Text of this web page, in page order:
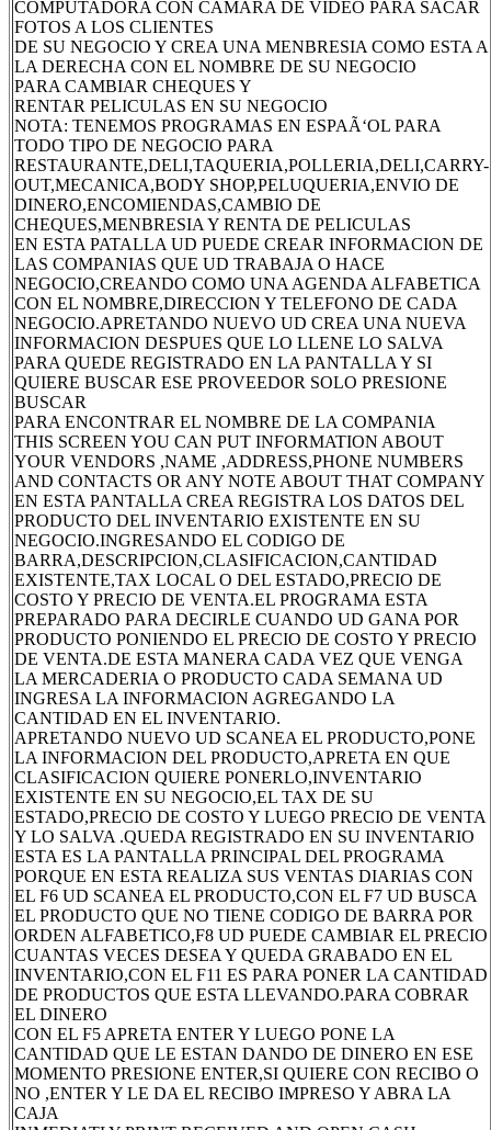
COMPUTADORA CON CAMARA DE VIDEO PARA SACAR
FOTOS A LOS CLIENTES
DE SU NEGOCIO Y CREA UNA MENBRESIA COMO ESTA A
LA DERECHA CON EL NOMBRE DE SU NEGOCIO
PARA CAMBIAR CHEQUES Y
RENTAR PELICULAS EN SU NEGOCIO
NOTA: TENEMOS PROGRAMAS EN ESPAÃ‘OL PARA
TODO TIPO DE NEGOCIO PARA
RESTAURANTE,DELI,TAQUERIA,POLLERIA,DELI,CARRY-
OUT,MECANICA,BODY SHOP,PELUQUERIA,ENVIO DE
DINERO,ENCOMIENDAS,CAMBIO DE
CHEQUES,MENBRESIA Y RENTA DE PELICULAS
EN ESTA PATALLA UD PUEDE CREAR INFORMACION DE
LAS COMPANIAS QUE UD TRABAJA O HACE
NEGOCIO,CREANDO COMO UNA AGENDA ALFABETICA
CON EL NOMBRE,DIRECCION Y TELEFONO DE CADA
NEGOCIO.APRETANDO NUEVO UD CREA UNA NUEVA
INFORMACION DESPUES QUE LO LLENE LO SALVA
PARA QUEDE REGISTRADO EN LA PANTALLA Y SI
QUIERE BUSCAR ESE PROVEEDOR SOLO PRESIONE
BUSCAR
PARA ENCONTRAR EL NOMBRE DE LA COMPANIA
THIS SCREEN YOU CAN PUT INFORMATION ABOUT
YOUR VENDORS ,NAME ,ADDRESS,PHONE NUMBERS
AND CONTACTS OR ANY NOTE ABOUT THAT COMPANY
EN ESTA PANTALLA CREA REGISTRA LOS DATOS DEL
PRODUCTO DEL INVENTARIO EXISTENTE EN SU
NEGOCIO.INGRESANDO EL CODIGO DE
BARRA,DESCRIPCION,CLASIFICACION,CANTIDAD
EXISTENTE,TAX LOCAL O DEL ESTADO,PRECIO DE
COSTO Y PRECIO DE VENTA.EL PROGRAMA ESTA
PREPARADO PARA DECIRLE CUANDO UD GANA POR
PRODUCTO PONIENDO EL PRECIO DE COSTO Y PRECIO
DE VENTA.DE ESTA MANERA CADA VEZ QUE VENGA
LA MERCADERIA O PRODUCTO CADA SEMANA UD
INGRESA LA INFORMACION AGREGANDO LA
CANTIDAD EN EL INVENTARIO.
APRETANDO NUEVO UD SCANEA EL PRODUCTO,PONE
LA INFORMACION DEL PRODUCTO,APRETA EN QUE
CLASIFICACION QUIERE PONERLO,INVENTARIO
EXISTENTE EN SU NEGOCIO,EL TAX DE SU
ESTADO,PRECIO DE COSTO Y LUEGO PRECIO DE VENTA
Y LO SALVA .QUEDA REGISTRADO EN SU INVENTARIO
ESTA ES LA PANTALLA PRINCIPAL DEL PROGRAMA
PORQUE EN ESTA REALIZA SUS VENTAS DIARIAS CON
EL F6 UD SCANEA EL PRODUCTO,CON EL F7 UD BUSCA
EL PRODUCTO QUE NO TIENE CODIGO DE BARRA POR
ORDEN ALFABETICO,F8 UD PUEDE CAMBIAR EL PRECIO
CUANTAS VECES DESEA Y QUEDA GRABADO EN EL
INVENTARIO,CON EL F11 ES PARA PONER LA CANTIDAD
DE PRODUCTOS QUE ESTA LLEVANDO.PARA COBRAR
EL DINERO
CON EL F5 APRETA ENTER Y LUEGO PONE LA
CANTIDAD QUE LE ESTAN DANDO DE DINERO EN ESE
MOMENTO PRESIONE ENTER,SI QUIERE CON RECIBO O
NO ,ENTER Y LE DA EL RECIBO IMPRESO Y ABRA LA
CAJA